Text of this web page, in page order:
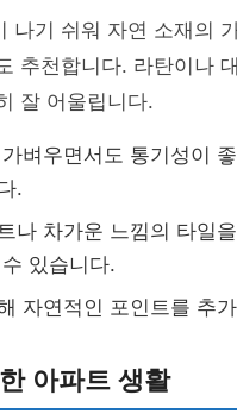
나기 쉬워 자연 소재의
추천합니다. 라탄이나
잘 어울립니다.
벼우면서도 통기성이
.
나 차가운 느낌의 타일
있습니다.
자연적인 포인트를 추
아파트 생활